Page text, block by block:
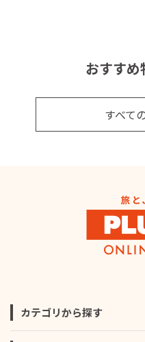
おすすめ
すべて
カテゴリから探す